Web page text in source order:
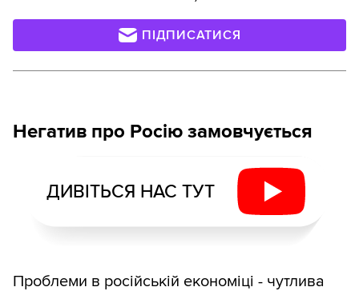
ПІДПИСАТИСЯ
Негатив про Росію замовчується
ДИВІТЬСЯ НАС ТУТ
Проблеми в російській економіці - чутлива